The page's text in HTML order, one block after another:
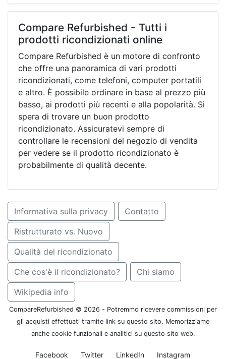
Compare Refurbished - Tutti i
prodotti ricondizionati online
Compare Refurbished è un motore di confronto
che offre una panoramica di vari prodotti
ricondizionati, come telefoni, computer portatili
e altro. È possibile ordinare in base al prezzo più
basso, ai prodotti più recenti e alla popolarità. Si
spera di trovare un buon prodotto
ricondizionato. Assicuratevi sempre di
controllare le recensioni del negozio di vendita
per vedere se il prodotto ricondizionato è
probabilmente di qualità decente.
Informativa sulla privacy
Contatto
Ristrutturato vs. Nuovo
Qualità del ricondizionato
Che cos'è il ricondizionato?
Chi siamo
Wikipedia info
CompareRefurbished © 2026 - Potremmo ricevere commissioni per
gli acquisti effettuati tramite link su questo sito. Memorizziamo
anche cookie funzionali e analitici su questo sito web.
Facebook Twitter LinkedIn Instagram